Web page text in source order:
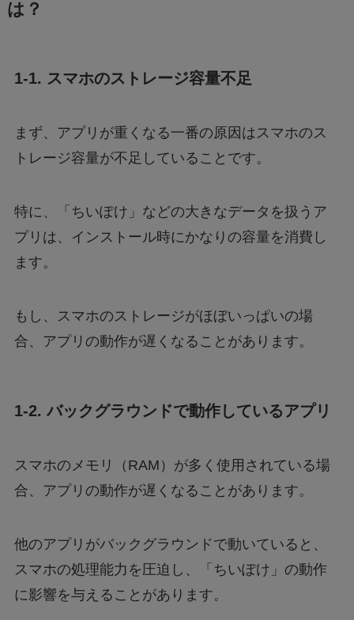
は？
1-1. スマホのストレージ容量不足
まず、アプリが重くなる一番の原因はスマホのス
トレージ容量が不足していることです。
特に、「ちいぽけ」などの大きなデータを扱うア
プリは、インストール時にかなりの容量を消費し
ます。
もし、スマホのストレージがほぼいっぱいの場
合、アプリの動作が遅くなることがあります。
1-2. バックグラウンドで動作しているアプリ
スマホのメモリ（RAM）が多く使用されている場
合、アプリの動作が遅くなることがあります。
他のアプリがバックグラウンドで動いていると、
スマホの処理能力を圧迫し、「ちいぽけ」の動作
に影響を与えることがあります。